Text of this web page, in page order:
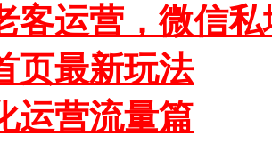
客运营，微信私
页最新玩法
运营流量篇